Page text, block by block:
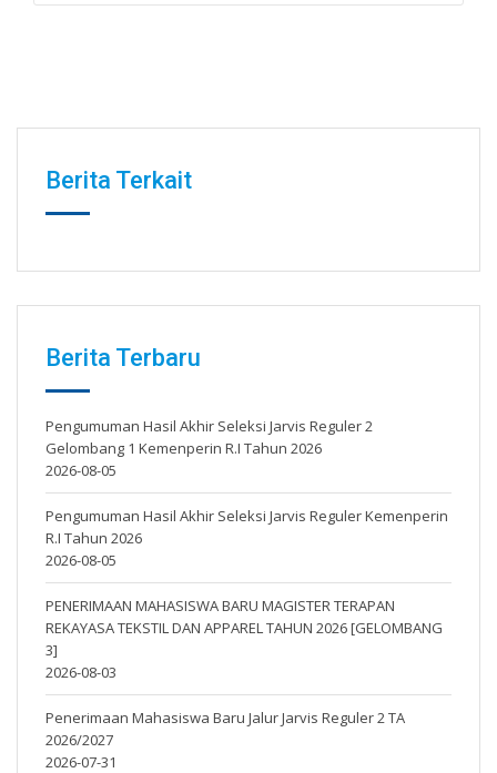
Berita Terkait
Berita Terbaru
Pengumuman Hasil Akhir Seleksi Jarvis Reguler 2
Gelombang 1 Kemenperin R.I Tahun 2026
2026-08-05
Pengumuman Hasil Akhir Seleksi Jarvis Reguler Kemenperin
R.I Tahun 2026
2026-08-05
PENERIMAAN MAHASISWA BARU MAGISTER TERAPAN
REKAYASA TEKSTIL DAN APPAREL TAHUN 2026 [GELOMBANG
3]
2026-08-03
Penerimaan Mahasiswa Baru Jalur Jarvis Reguler 2 TA
2026/2027
2026-07-31